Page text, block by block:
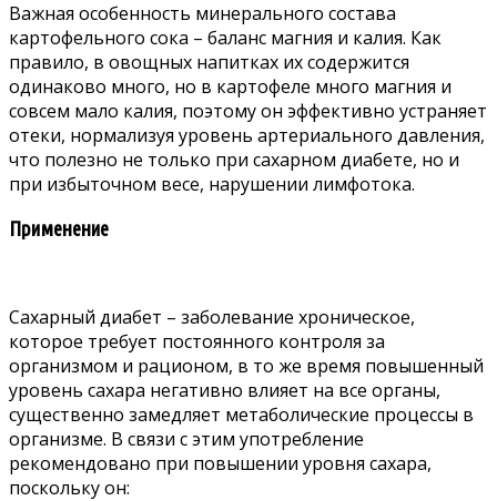
Важная особенность минерального состава
картофельного сока – баланс магния и калия. Как
правило, в овощных напитках их содержится
одинаково много, но в картофеле много магния и
совсем мало калия, поэтому он эффективно устраняет
отеки, нормализуя уровень артериального давления,
что полезно не только при сахарном диабете, но и
при избыточном весе, нарушении лимфотока.
Применение
Сахарный диабет – заболевание хроническое,
которое требует постоянного контроля за
организмом и рационом, в то же время повышенный
уровень сахара негативно влияет на все органы,
существенно замедляет метаболические процессы в
организме. В связи с этим употребление
рекомендовано при повышении уровня сахара,
поскольку он: